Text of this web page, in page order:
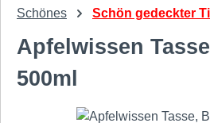
Schönes Schön gedeckter
Apfelwissen
500ml
Bildergalerie überspringen